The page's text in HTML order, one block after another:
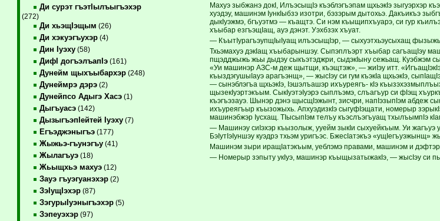
Ди сурэт гъэтIылъыгъэхэр
(272)
Ди хьэщIэщым (26)
Ди хэкуэгъухэр(4)
Дин Iуэху(58)
ДифI догъэлъапIэ(161)
Дунейм щыхъыбархэр(248)
Дунеймрэ дэрэ(2)
Дунейпсо Адыгэ Хасэ(1)
Дыгъуасэ(142)
ДызыгъэпIейтей Iуэху(7)
Егъэджэныгъэ(177)
Жыжьэ-гъунэгъу(41)
Жылагъуэ(18)
Жьыщхьэ махуэ(12)
Зауэ гъуэгуанэхэр(2)
ЗэIущIэхэр(87)
ЗэгурыIуэныгъэхэр(5)
Зэпеуэхэр(97)
Махуэ зыбжанэ докI, ИлъэсыщIэ къэблэгъэпам щхьэкIэ зыгуэрхэр
хуэдэу, машинэм IункIыбзэ изотри, бэзэрым дытохьэ. Дакъикъэ
дыкIуэжмэ, бгъуэтмэ — къащтэ. Си нэм къыщипхъуарэ, си гур
хъыбар езгъэщIащ, ауэ дэнэт. Уэхбзэх хъуат.
— КъытIурагъэупщIыIуащ илъэсыщIэр, — сыхуэтхьэусыхащ
Тхьэмахуэ дэкIащ хъыбарыншэу. Сыпэплъэрт хъыбар сагъащIэу
пщэдджыжь жьы дыдэу сыкъэтэджри, сыдэкIыну сежьащ. Куэбжэм
«Уи машинэр АЗС-м деж щытщи, къэщтэж», — жиIэу итт.
къыздэгушыIауэ арагъэнщ», — жысIэу си гум къэкIа щхьэкIэ,
— сынэблэгъа щхьэкIэ, Iэшэлъашэр ихъуреягъ- кIэ
щызекIуэртэкъым. СыкIуэтэIуэрэ сыплъэмэ, слъагъур си фIэщ
къэгъэзауэ. Шынэр дэнэ щысщIэжынт, зисчри, напIэзыпIэм абдеж
ихъуреягъыр къызожыхь. АпхуэдизкIэ сыгуфIэщати, номерыр
машинэбжэр Iусхащ. ТIысыпIэм телъу къэслъэгъуащ тхылъымпIэ
— Машинэу сиIэхэр къызолыж, ууейм зыкIи сыхуейкъым. Уи жагъуэ
БэIутIэIуншэу куэдрэ тхьэм уригъэс. БжесIатэкъэ «ущIегъуэжынщ»
Машинэм зыри иращIатэкъым, уеблэмэ правами, машинэм и
— Номерыр зэпыту укIуэ, машинэр къыщызатыжакIэ, — жысIэу си